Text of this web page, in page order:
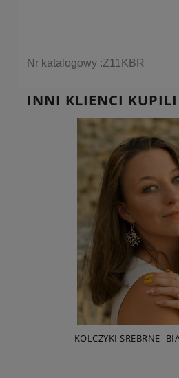
Nr katalogowy :Z11KBR
INNI KLIENCI KUPILI
KOLCZYKI SREBRNE-